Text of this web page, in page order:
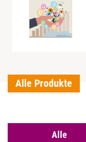
Alle Produkte
Alle